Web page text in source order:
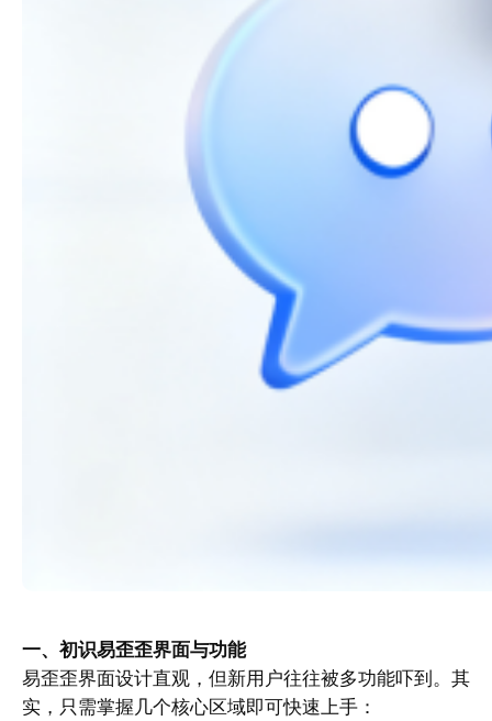
一、初识易歪歪界面与功能
易歪歪界面设计直观，但新用户往往被多功能吓到。其
实，只需掌握几个核心区域即可快速上手：